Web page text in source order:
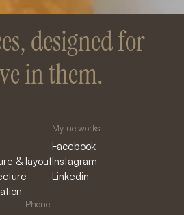
designed for
in them.
& layout
My networks
Facebook
Instagram
Linkedin
Phone